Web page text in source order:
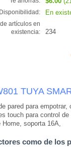
Disponibilidad: En
artículos en
existencia:
234
TUYA
pared para empotrar,
touch para control
soporta 16A,
como de los